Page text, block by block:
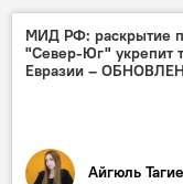
Махачкала
Бакинский
Баку
МИД РФ: раскрытие
"Север-Юг" укрепит
Евразии –
Айгюль